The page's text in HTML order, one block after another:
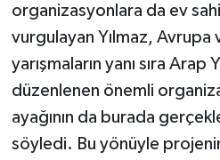
organizasyonlara da ev
vurgulayan Yılmaz, Avrupa
yarışmaların yanı sıra Arap
düzenlenen önemli
ayağının da burada
söyledi. Bu yönüyle